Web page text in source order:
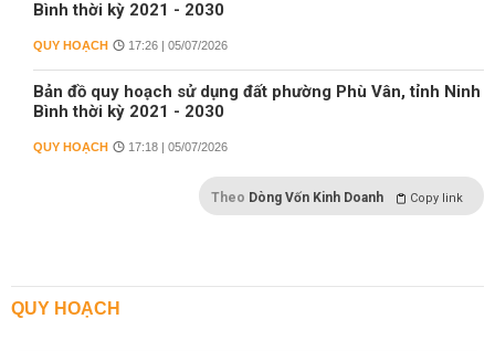
Bình thời kỳ 2021 - 2030
QUY HOẠCH 17:26 | 05/07/2026
Bản đồ quy hoạch sử dụng đất phường Phù Vân, tỉnh Ninh
Bình thời kỳ 2021 - 2030
QUY HOẠCH 17:18 | 05/07/2026
Theo Dòng Vốn Kinh Doanh Copy link
QUY HOẠCH